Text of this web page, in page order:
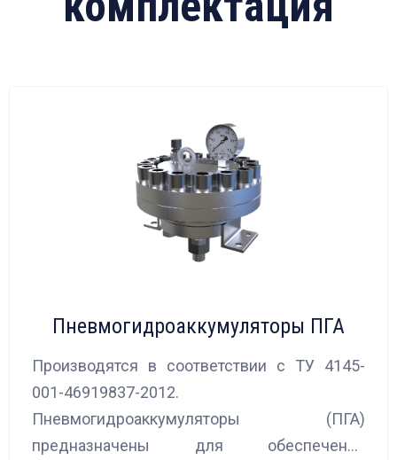
Пневмогидроаккумуляторы ПГА
Производятся в соответствии с ТУ 4145-
001-46919837-2012.
Пневмогидроаккумуляторы (ПГА)
предназначены для обеспечения